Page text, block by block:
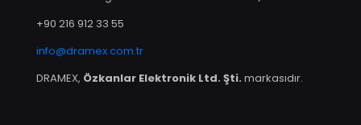
+90 216 912 33 55
info@dramex.com.tr
DRAMEX, Özkanlar Elektronik Ltd. Şti. markasıdır.